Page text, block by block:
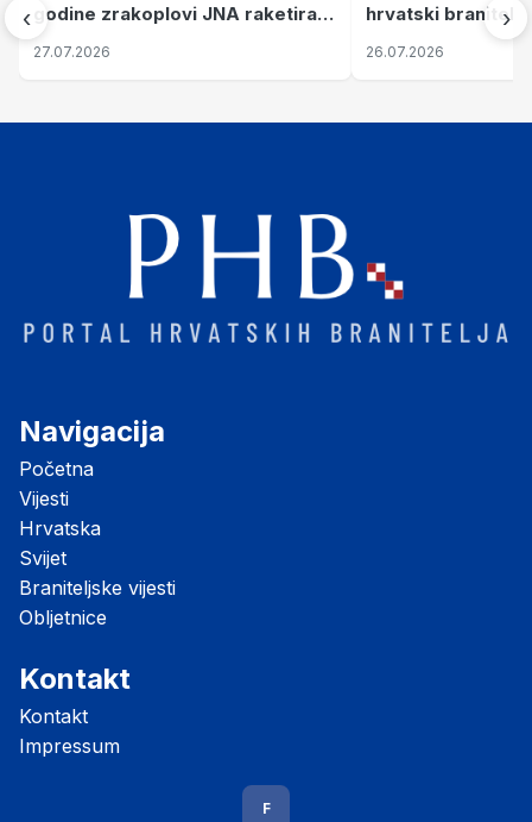
‹
godine zrakoplovi JNA raketirali
su vojarnu i obučni centar "Nikola
27.07.2026
hrvatski branitelji
pronalaze mir
26.07.2026
›
Navigacija
Početna
Vijesti
Hrvatska
Svijet
Braniteljske vijesti
Obljetnice
Kontakt
Kontakt
Impressum
F